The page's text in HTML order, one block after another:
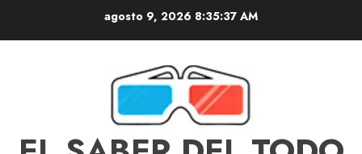
agosto 9, 2026 8:35:37 AM